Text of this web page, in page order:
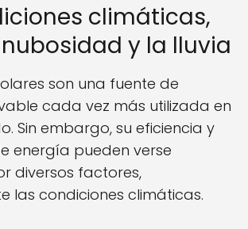
climáticas,
y la lluvia
son una fuente de
cada vez más utilizada en
Sin embargo, su eficiencia y
energía pueden verse
diversos factores,
las condiciones climáticas.